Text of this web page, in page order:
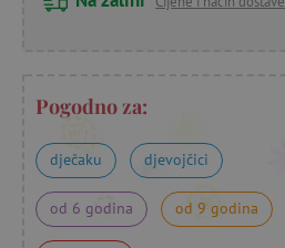
Pogodno za:
dječaku djevojčici
od 6 godina od 9 godina